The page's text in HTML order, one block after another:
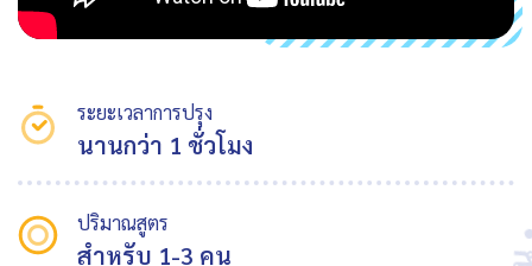
ระยะเวลาการปรุง
นานกว่า 1 ชั่วโมง
ปริมาณสูตร
สำหรับ 1-3 คน